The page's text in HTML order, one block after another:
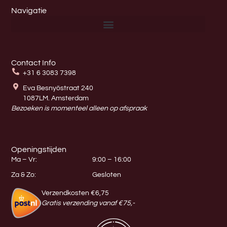
Navigatie
Contact Info
+31 6 3083 7398
Eva Besnyöstraat 240
1087LM. Amsterdam
Bezoeken is momenteel alleen op afspraak
Openingstijden
Ma – Vr: 9:00 – 16:00
Za & Zo: Gesloten
Verzendkosten €6,75
Gratis verzending vanaf €75,-